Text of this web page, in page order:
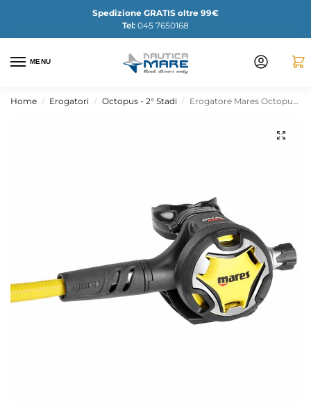
Spedizione GRATIS oltre 99€
Tel: 045 7650168
MENU
Home / Erogatori / Octopus - 2° Stadi / Erogatore Mares Octopus Dual ADJ